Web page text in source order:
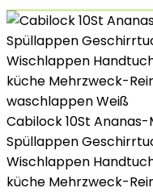
Cabilock 10St
Spüllappen
Wischlappen
küche Mehrzweck-